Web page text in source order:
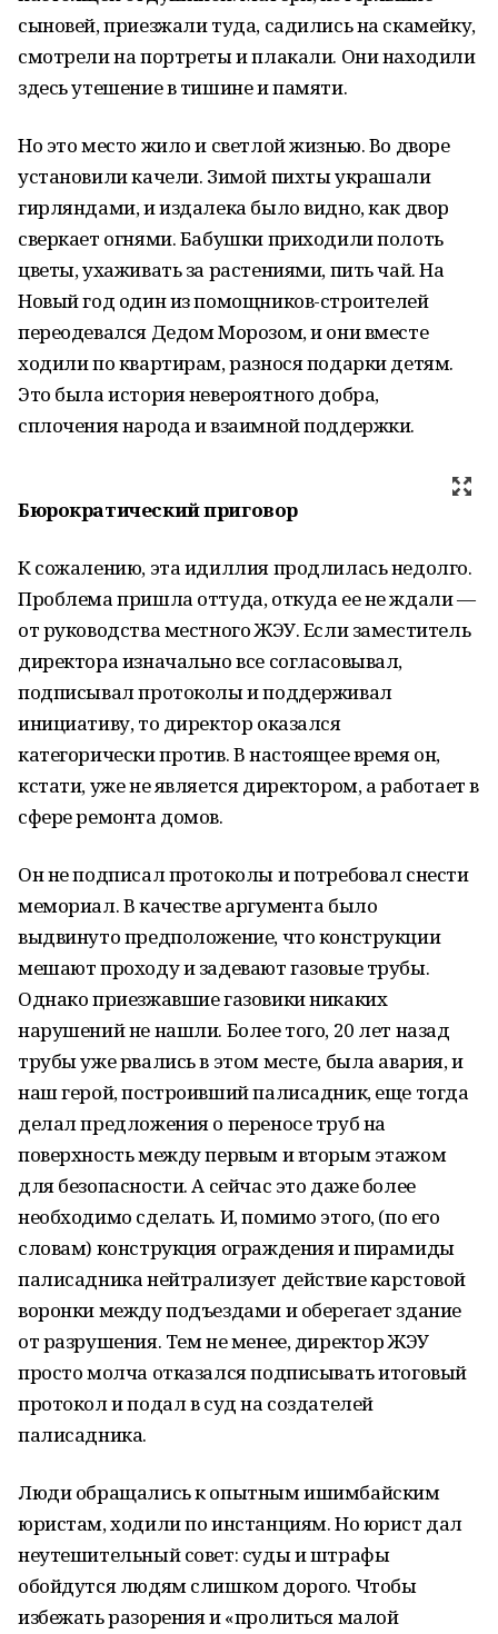
сыновей, приезжали туда, садились на скамейку,
смотрели на портреты и плакали. Они находили
здесь утешение в тишине и памяти.
Но это место жило и светлой жизнью. Во дворе
установили качели. Зимой пихты украшали
гирляндами, и издалека было видно, как двор
сверкает огнями. Бабушки приходили полоть
цветы, ухаживать за растениями, пить чай. На
Новый год один из помощников-строителей
переодевался Дедом Морозом, и они вместе
ходили по квартирам, разнося подарки детям.
Это была история невероятного добра,
сплочения народа и взаимной поддержки.
Бюрократический приговор
К сожалению, эта идиллия продлилась недолго.
Проблема пришла оттуда, откуда ее не ждали —
от руководства местного ЖЭУ. Если заместитель
директора изначально все согласовывал,
подписывал протоколы и поддерживал
инициативу, то директор оказался
категорически против. В настоящее время он,
кстати, уже не является директором, а работает в
сфере ремонта домов.
Он не подписал протоколы и потребовал снести
мемориал. В качестве аргумента было
выдвинуто предположение, что конструкции
мешают проходу и задевают газовые трубы.
Однако приезжавшие газовики никаких
нарушений не нашли. Более того, 20 лет назад
трубы уже рвались в этом месте, была авария, и
наш герой, построивший палисадник, еще тогда
делал предложения о переносе труб на
поверхность между первым и вторым этажом
для безопасности. А сейчас это даже более
необходимо сделать. И, помимо этого, (по его
словам) конструкция ограждения и пирамиды
палисадника нейтрализует действие карстовой
воронки между подъездами и оберегает здание
от разрушения. Тем не менее, директор ЖЭУ
просто молча отказался подписывать итоговый
протокол и подал в суд на создателей
палисадника.
Люди обращались к опытным ишимбайским
юристам, ходили по инстанциям. Но юрист дал
неутешительный совет: суды и штрафы
обойдутся людям слишком дорого. Чтобы
избежать разорения и «пролиться малой